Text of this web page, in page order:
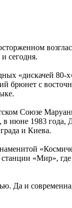
сегодня.
«дискачей
брюнет с
Союзе
в июне 1983
и Киева.
«Мир»,
Да и